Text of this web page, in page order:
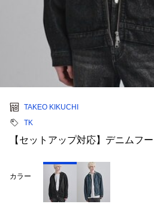
TAKEO KIKUCHI
TK
【セットアップ対応】デニムフ
カラー